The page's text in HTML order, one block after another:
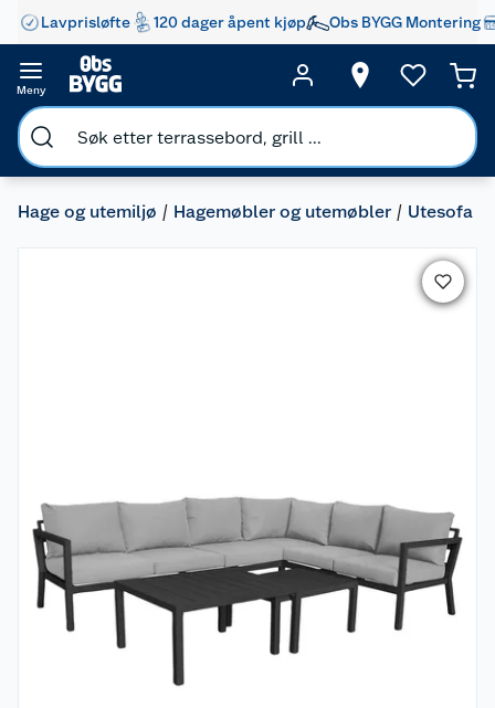
Lavprisløfte 120 dager åpent kjøp Obs BYGG Montering
Meny
Hage og utemiljø Hagemøbler og utemøbler Utesofa